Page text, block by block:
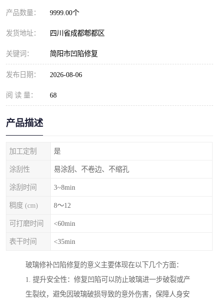
产品数量： 9999.00个
发货地址： 四川省成都郫都区
关键词： 简阳市凹陷修复
发布日期： 2026-08-06
阅 读 量： 68
产品描述
加工定制 是
涂刮性 易涂刮、不卷边、不缩孔
涂刮时间 3~8min
稠度 (cm) 8～12
可打磨时间 <60min
表干时间 <35min
玻璃修补凹陷修复的意义主要体现在以下几个方面：
1. 提升安全性：修复凹陷可以防止玻璃进一步破裂或产
生裂纹，避免因玻璃破损导致的意外伤害，保障人身安